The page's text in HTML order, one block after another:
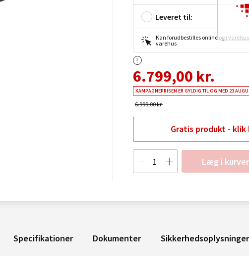
Leveret til:
Kan forudbestilles online og i
varehus
6.799,00 kr.
KAMPAGNEPRISEN ER GYLDIG TIL OG MED 23
6.999,00 kr.
Gratis produkt - klik
Læg i
Specifikationer Dokumenter Sikkerhedsoplysninger